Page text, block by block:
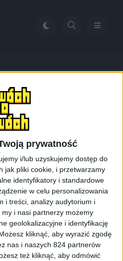
prywatność
i/lub uzyskujemy dostęp do
jak pliki cookie, i przetwarzamy
identyfikatory i standardowe
w celu personalizowania
i treści, analizy audytorium i
i nasi partnerzy możemy
geolokalizacyjne i identyfikację
kliknąć, aby wyrazić zgodę
nas i naszych 824 partnerów
też kliknąć, aby odmówić
Bean
4 4.3 Jelly